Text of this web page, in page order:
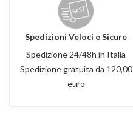
Spedizioni Veloci e Sicure
Spedizione 24/48h in Italia
Spedizione gratuita da 120,00
euro